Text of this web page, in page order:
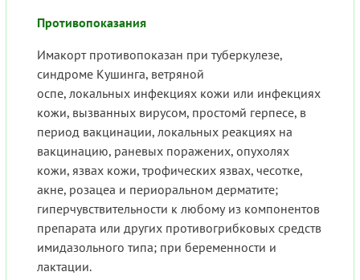
Противопоказания
Имакорт противопоказан при туберкулезе,
синдроме Кушинга, ветряной
оспе, локальных инфекциях кожи или инфекциях
кожи, вызванных вирусом, простомй герпесе, в
период вакцинации, локальных реакциях на
вакцинацию, раневых поражених, опухолях
кожи, язвах кожи, трофических язвах, чесотке,
акне, розацеа и периоральном дерматите;
гиперчувствительности к любому из компонентов
препарата или других противогрибковых средств
имидазольного типа; при беременности и
лактации.